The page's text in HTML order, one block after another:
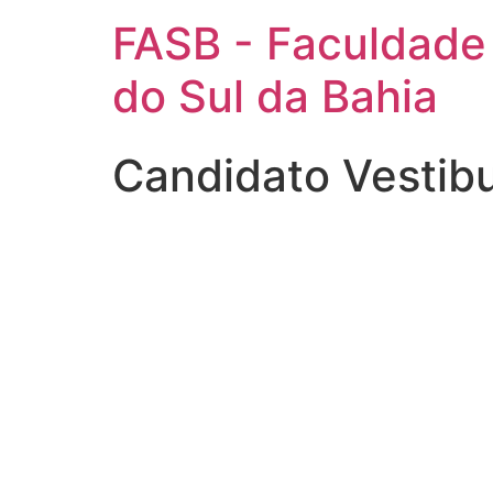
FASB - Faculdade
do Sul da Bahia
Candidato